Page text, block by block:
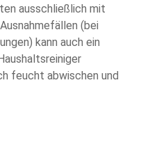
ausschließlich mit
(bei
kann auch ein
feucht abwischen und